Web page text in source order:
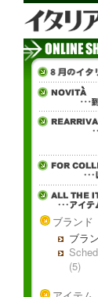
ブランド
ブラ
(5)